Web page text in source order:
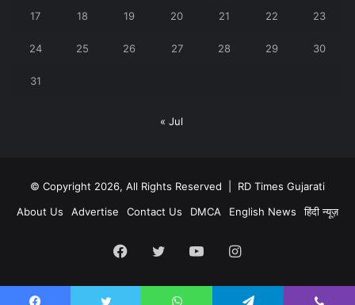
17 18 19 20 21 22 23
24 25 26 27 28 29 30
31
« Jul
© Copyright 2026, All Rights Reserved | RD Times Gujarati
About Us
Advertise Contact Us DMCA English News हिंदी न्यूज़
Facebook
Twitter YouTubeInstagram